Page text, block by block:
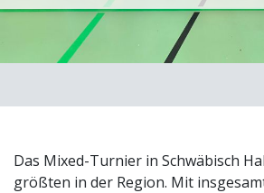
Das Mixed-Turnier in Schwäbisch
größten in der Region. Mit